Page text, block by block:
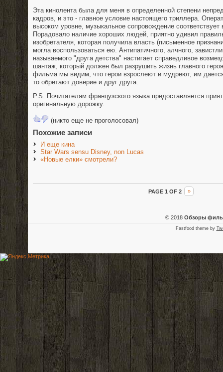
Эта кинолента была для меня в определенной степени
кадров, и это - главное условие настоящего триллера.
высоком уровне, музыкальное сопровождение
Порадовало наличие хороших людей, приятно удивил
изобретателя, которая получила власть (письменное
могла воспользоваться ею. Антипатичного, алчного,
называемого "друга детства" настигает справедливое
шантаж, который должен был разрушить жизнь главного
фильма мы видим, что герои взрослеют и мудреют, им
то обретают доверие и друг друга.
P.S. Почитателям французского языка предоставляется
оригинальную дорожку.
(никто еще не проголосовал)
Похожие записи
И еще кина
Star Wars sensu Disney, non Lucas
«Новые елки» смотрели?
PAGE 1 OF 2 »
© 2018 Обзоры
Fastfood theme by